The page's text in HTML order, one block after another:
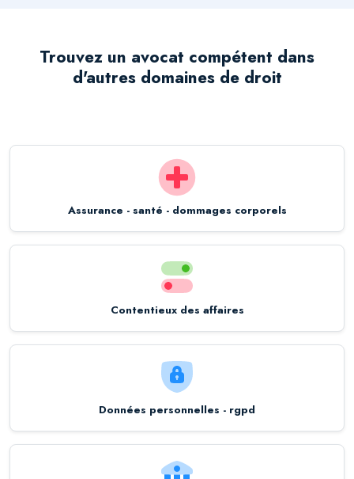
Trouvez un avocat compétent dans
d'autres domaines de droit
Assurance - santé - dommages corporels
Contentieux des affaires
Données personnelles - rgpd